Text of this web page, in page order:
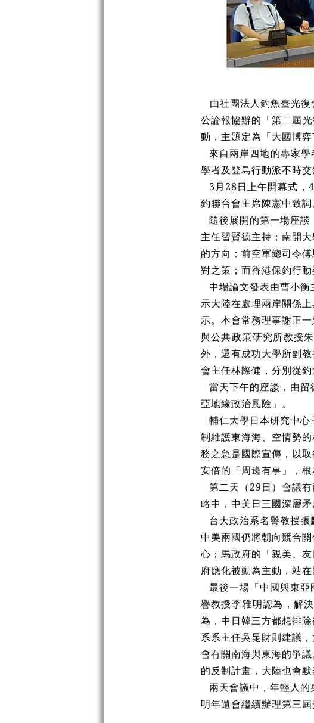
由社團法人釣魚臺光復
公論報協辦的「第二屆
動，主題定為「大國博
來自兩岸四地的專家
學者及登島行動派不時交
3月28日上午開幕式，
釣聯合會主席陳憲中致詞
隨後展開的第一場座
主任習賢德主持；南開
的方向；前空軍總司令
對之策；而香港保釣行
中場論文發表由曹小
示大陸在處理兩岸關係
示。本會常務理事謝正
與公共政策研究所教授
外，還有成功大學所副
會主任林際健，分別從
當天下午的座談，由
亞地緣政治風險」。
輔仁大學日本研究中
制維護東海海、空情勢
務之急是國際宣傳，以
安倍的「周邊有事」，
第二天（29日）會議
略中，中美日三國深層矛
台大政治系名譽教授
中美兩國仍將朝向競合
心；馬政府的「親美、
府應化被動為主動，站
最後一場「中國與東
譽教授李雅明認為，解
為，中日韓三方都想排
系系主任吳昆財則建議
會有關南海與東海的爭
的反制計畫，大陸也會
兩天會議中，年輕人
明年還會繼續辦理第三屆